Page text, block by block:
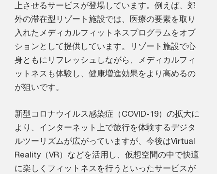
上させるサービスが登場しています。例えば、郊
外の滞在型リゾート施設では、医療の要素を取り
入れたメディカルフィットネスプログラムをオプ
ションとして提供しています。リゾート施設で心
身ともにリフレッシュしながら、メディカルフィ
ットネスも体験し、健康増進効果をより高めるの
が狙いです。
新型コロナウイルス感染症（COVID-19）の拡大に
より、インターネット上で旅行を体験するデジタ
ルツーリズムが広がっていますが、今後はVirtual
Reality（VR）などを活用し、仮想空間の中で快適
に楽しくフィットネスを行うといったサービスが